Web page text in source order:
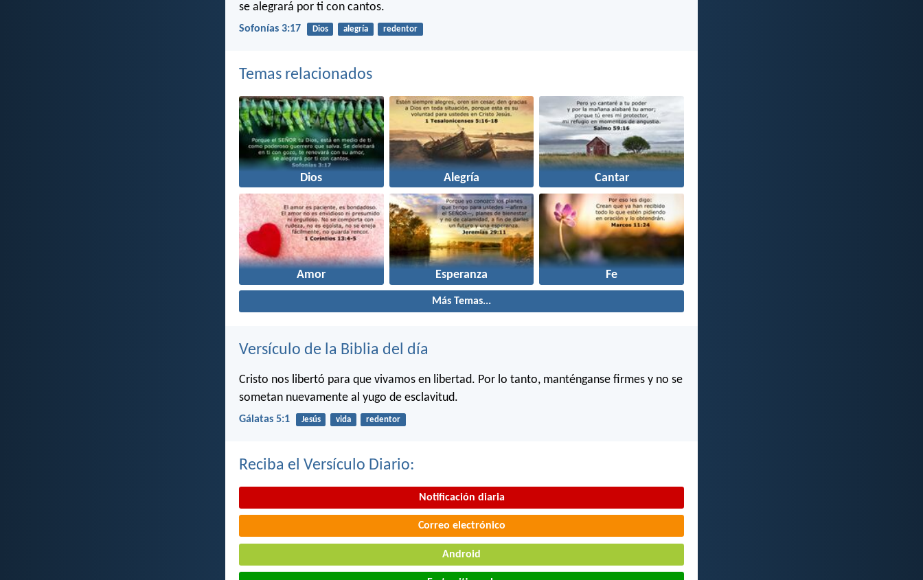
se alegrará por ti con cantos.
Sofonías 3:17 Dios alegría redentor
Temas relacionados
Dios Alegría Cantar
Amor Esperanza Fe
Más Temas...
Versículo de la Biblia del día
Cristo nos libertó para que vivamos en libertad. Por lo tanto, manténganse firmes y no se
sometan nuevamente al yugo de esclavitud.
Gálatas 5:1 Jesús vida redentor
Reciba el Versículo Diario:
Notificación diaria
Correo electrónico
Android